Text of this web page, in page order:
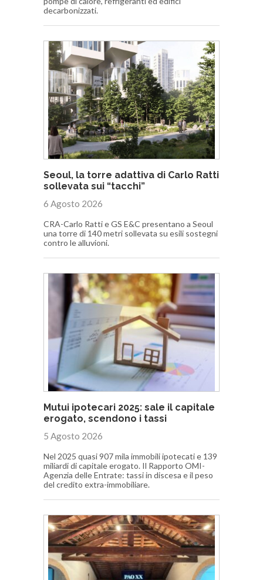
decarbonizzati.
Seoul, la torre adattiva di Carlo Ratti
sollevata sui “tacchi”
6 Agosto 2026
CRA-Carlo Ratti e GS E&C presentano a Seoul
una torre di 140 metri sollevata su esili sostegni
contro le alluvioni.
Mutui ipotecari 2025: sale il capitale
erogato, scendono i tassi
5 Agosto 2026
Nel 2025 quasi 907 mila immobili ipotecati e 139
miliardi di capitale erogato. Il Rapporto OMI-
Agenzia delle Entrate: tassi in discesa e il peso
del credito extra-immobiliare.